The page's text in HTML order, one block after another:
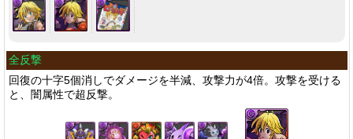
全反撃
回復の十字5個消しでダメージを半減、攻撃力が4倍。攻撃を受ける
と、闇属性で超反撃。